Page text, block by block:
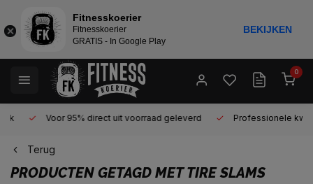
0
Voor 95% direct uit voorraad geleverd Professionele
Terug
PRODUCTEN GETAGD MET TIRE SLAMS
Fitnesskoerier
Fitnesskoerier
GRATIS - In Google Play
BEKIJKEN